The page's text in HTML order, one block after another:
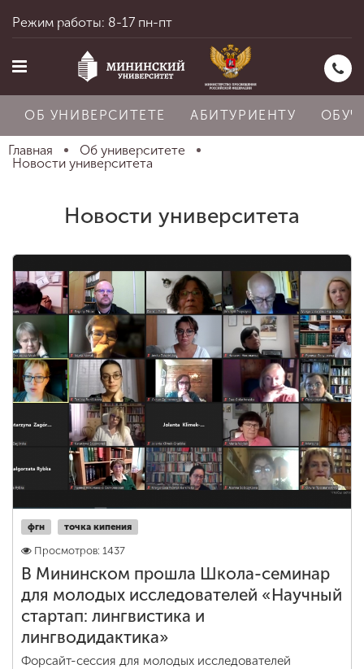
Об университете
Абитуриенту
Обучение
Наука
Международная
Другие виды
деятельности
Студенческая жизнь
Режим работы: 8-17 пн-пт
ОБ УНИВЕРСИТЕТЕ АБИТУРИЕНТУ
Главная
Об университете
Новости университета
Новости университета
фгн точка кипения
Просмотров: 1437
В Мининском прошла Школа-семинар
для молодых исследователей «Научный
стартап: лингвистика и
лингводидактика»
Форсайт-сессия для молодых исследователей